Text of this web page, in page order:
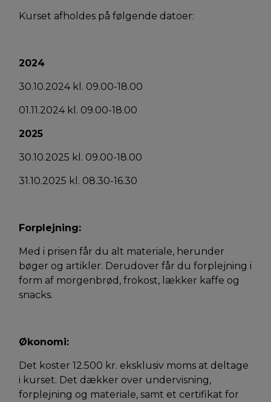
Kurset afholdes på følgende datoer:
2024
30.10.2024 kl. 09.00-18.00
01.11.2024 kl. 09.00-18.00
2025
30.10.2025 kl. 09.00-18.00
31.10.2025 kl. 08.30-16.30
Forplejning:
Med i prisen får du alt materiale, herunder
bøger og artikler. Derudover får du forplejning i
form af morgenbrød, frokost, lækker kaffe og
snacks.
Økonomi:
Det koster 12.500 kr. eksklusiv moms at deltage
i kurset. Det dækker over undervisning,
forplejning og materiale, samt et certifikat for